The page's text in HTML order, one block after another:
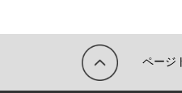
ページ